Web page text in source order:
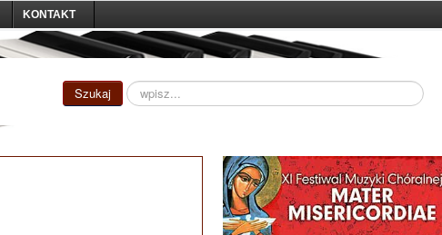
KONTAKT
Szukaj Szukaj...